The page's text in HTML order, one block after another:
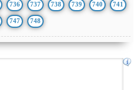
736 737 738 739 740 741
747 748